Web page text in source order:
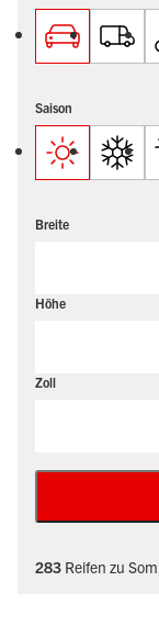
Saison
Breite
Höhe
Zoll
283 Reifen zu